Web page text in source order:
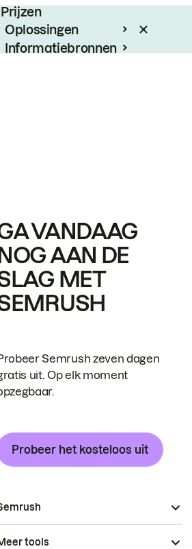
Prijzen
Oplossingen
Informatiebronnen
VANDAAG
NOG AAN DE
MET
Semrush zeven dagen
uit. Op elk moment
Probeer het kosteloos uit
tools